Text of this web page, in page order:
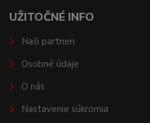
UŽITOČNÉ INFO
Naši partneri
Osobné údaje
O nás
Nastavenie súkromia